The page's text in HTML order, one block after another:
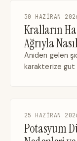
30 HAZIRAN
Kralların
Ağrıyla
Aniden gelen
karakterize gut
25 HAZIRAN
Potasyum